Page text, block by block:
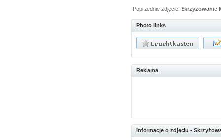
Poprzednie zdjęcie:Skrzyżowanie
Photo links
Reklama
Informacje o zdjęciu -